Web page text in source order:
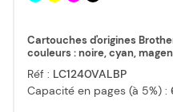
Cartouches d'origines
couleurs : noire, cyan,
Réf : LC1240VALBP
Capacité en pages (à 5%) :